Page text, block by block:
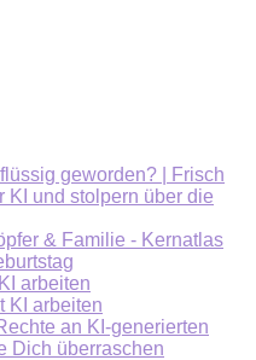
geworden? | Frisch
KI und stolpern über die
& Familie - Kernatlas
arbeiten
KI arbeiten
an KI-generierten
Dich überraschen